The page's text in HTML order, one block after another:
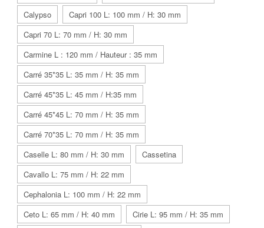
Calypso
Capri 100 L: 100 mm / H: 30 mm
Capri 70 L: 70 mm / H: 30 mm
Carmine L : 120 mm / Hauteur : 35 mm
Carré 35*35 L: 35 mm / H: 35 mm
Carré 45*35 L: 45 mm / H:35 mm
Carré 45*45 L: 70 mm / H: 35 mm
Carré 70*35 L: 70 mm / H: 35 mm
Caselle L: 80 mm / H: 30 mm
Cassetina
Cavallo L: 75 mm / H: 22 mm
Cephalonia L: 100 mm / H: 22 mm
Ceto L: 65 mm / H: 40 mm
Cirie L: 95 mm / H: 35 mm